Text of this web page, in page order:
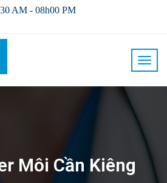
AM - 08h00 PM
Môi Cần Kiêng